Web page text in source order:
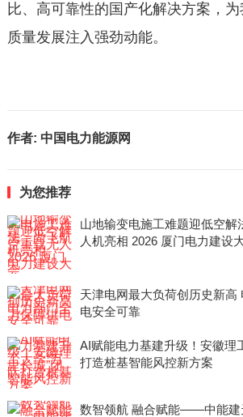
比、高可靠性的国产化解决方案，
质量发展注入强劲动能。
作者: 中国电力能源网
为您推荐
山地输变电施工难题迎低空解
人机亮相 2026 厦门电力建设
天津电网最大负荷创历史新高
电安全可靠
AI赋能电力基建升级！安徽理
打造桩基智能风控新方案
数智领航 融合赋能——中能建